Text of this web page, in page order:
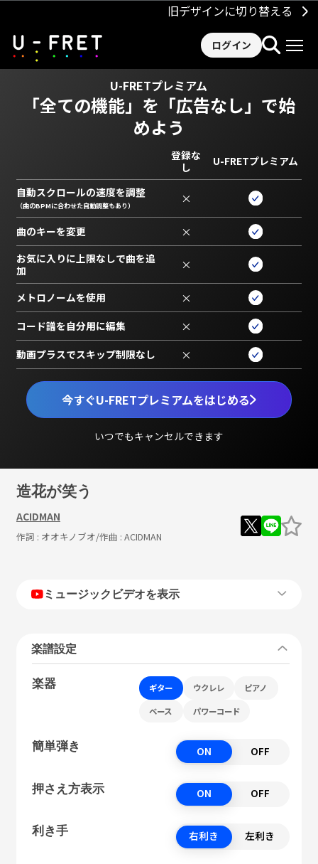
旧デザインに切り替える
ログイン
U-FRETプレミアム
「全ての機能」を 「広告なし」で始
めよう
今すぐU-FRETプレミアムをはじめる
いつでもキャンセルできます
登録な
し
U-FRETプレミアム
自動スクロールの速度を調整
（曲のBPMに合わせた自動調整もあり） ×
曲のキーを変更 ×
お気に入りに上限なしで曲を追
加
×
メトロノームを使用 ×
コード譜を自分用に編集 ×
動画プラスでスキップ制限なし ×
造花が笑う
ACIDMAN
作詞 : オオキノブオ/作曲 : ACIDMAN
ミュージックビデオを表示
楽譜設定
楽器 ギター ウクレレ ピアノ
ベース パワーコード
簡単弾き ON OFF
押さえ方表示 ON OFF
利き手 右利き 左利き